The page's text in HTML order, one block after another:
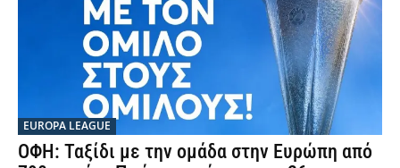
EUROPA LEAGUE
ΟΦΗ: Ταξίδι με την ομάδα στην Ευρώπη από